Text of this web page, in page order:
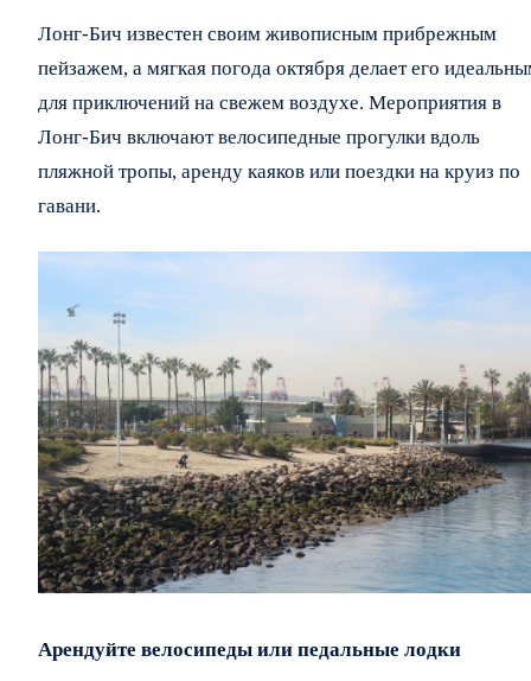
Лонг-Бич известен своим живописным прибрежным
пейзажем, а мягкая погода октября делает его
для приключений на свежем воздухе. Мероприятия в
Лонг-Бич включают велосипедные прогулки вдоль
пляжной тропы, аренду каяков или поездки на круиз по
гавани.
Арендуйте велосипеды или педальные лодки